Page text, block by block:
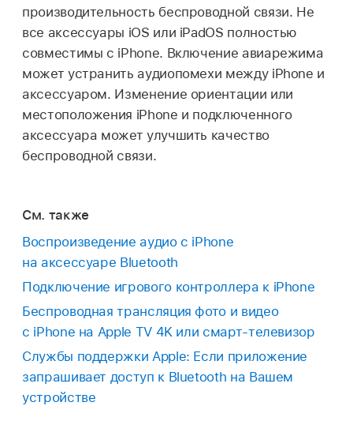
производительность беспроводной связи. Не
все аксессуары iOS или iPadOS полностью
совместимы с iPhone. Включение авиарежима
может устранить аудиопомехи между iPhone и
аксессуаром. Изменение ориентации или
местоположения iPhone и подключенного
аксессуара может улучшить качество
беспроводной связи.
См. также
Воспроизведение аудио с iPhone
на аксессуаре Bluetooth
Подключение игрового контроллера к iPhone
Беспроводная трансляция фото и видео
с iPhone на Apple TV 4K или смарт-телевизор
Службы поддержки Apple: Если приложение
запрашивает доступ к Bluetooth на Вашем
устройстве